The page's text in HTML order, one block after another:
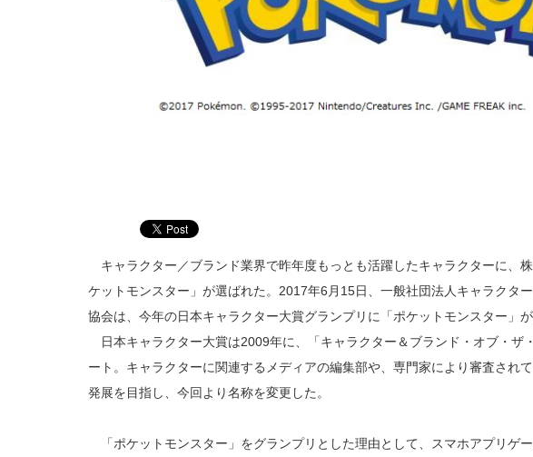
キャラクター／ブランド業界で昨年度もっとも活躍したキャラクターに、
ケットモンスター」が選ばれた。2017年6月15日、一般社団法人キャラクタ
協会は、今年の日本キャラクター大賞グランプリに「ポケットモンスター」が
日本キャラクター大賞は2009年に、「キャラクター＆ブランド・オブ・ザ
ート。キャラクターに関連するメディアの編集部や、専門家により審査され
発展を目指し、今回より名称を変更した。
「ポケットモンスター」をグランプリとした理由として、スマホアプリゲ